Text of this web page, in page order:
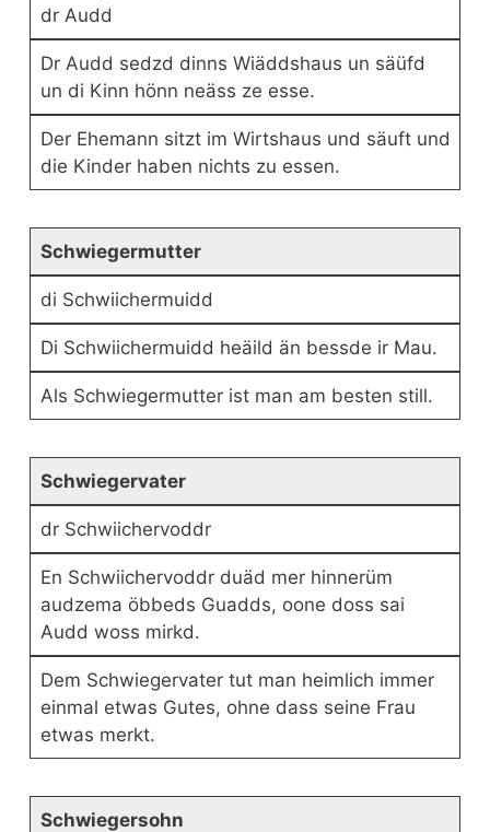
dr Audd
Dr Audd sedzd dinns Wiäddshaus un säüfd
un di Kinn hönn neäss ze esse.
Der Ehemann sitzt im Wirtshaus und säuft und
die Kinder haben nichts zu essen.
Schwiegermutter
di Schwiichermuidd
Di Schwiichermuidd heäild än bessde ir Mau.
Als Schwiegermutter ist man am besten still.
Schwiegervater
dr Schwiichervoddr
En Schwiichervoddr duäd mer hinnerüm
audzema öbbeds Guadds, oone doss sai
Audd woss mirkd.
Dem Schwiegervater tut man heimlich immer
einmal etwas Gutes, ohne dass seine Frau
etwas merkt.
Schwiegersohn